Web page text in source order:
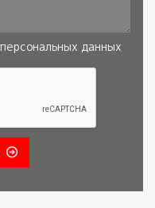
персональных данных